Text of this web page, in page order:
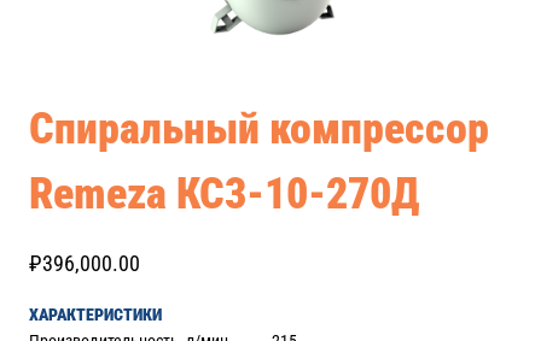
Спиральный компрессор
Remeza КС3-10-270Д
₽396,000.00
ХАРАКТЕРИСТИКИ